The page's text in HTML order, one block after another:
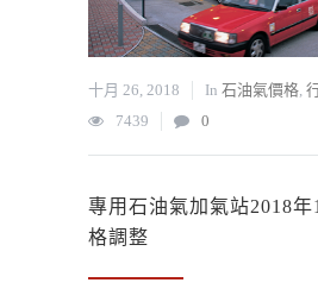
十月 26, 2018 In 石油氣價格
7439
0
專用石油氣加氣站2018年
格調整